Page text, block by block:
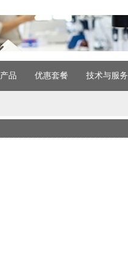
产品 优惠套餐 技术与服务